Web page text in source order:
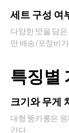
세트 구성 여
다양한 맛을 담
만 배송/포장비
특징별
크기와 무게
대형 뚱카롱은
간다.